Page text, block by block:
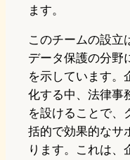
ます。
このチームの設立
データ保護の分野
を示しています。
化する中、法律事
を設けることで、
括的で効果的なサ
ります。これは、